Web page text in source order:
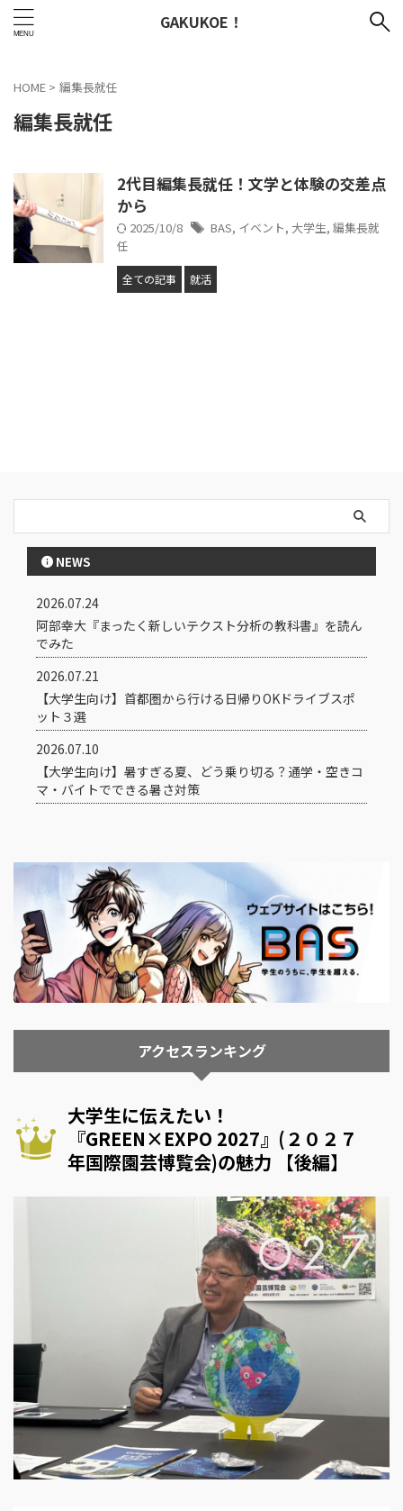
GAKUKOE！
HOME > 編集長就任
編集長就任
2代目編集長就任！文学と体験の交差点
から
2025/10/8 BAS, イベント, 大学生, 編集長就
任
全ての記事 就活
NEWS
2026.07.24
阿部幸大『まったく新しいテクスト分析の教科書』を読ん
でみた
2026.07.21
【大学生向け】首都圏から行ける日帰りOKドライブスポ
ット３選
2026.07.10
【大学生向け】暑すぎる夏、どう乗り切る？通学・空きコ
マ・バイトでできる暑さ対策
アクセスランキング
大学生に伝えたい！
『GREEN×EXPO 2027』(２０２７
年国際園芸博覧会)の魅力 【後編】